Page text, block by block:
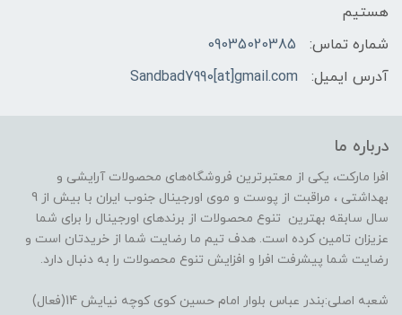
هستیم
شماره تماس:
09035020385
آدرس ایمیل:
Sandbad7990[at]gmail.com
درباره ما
افرا مارکت، یکی از معتبرترین فروشگاه‌های محصولات آرایشی و
بهداشتی ، مراقبت از پوست و موی اورجینال جنوب ایران با بیش از 9
سال سابقه بهترین تنوع محصولات از برندهای اورجینال را برای شما
عزیزان تامین کرده است. هدف تیم ما رضایت شما از خریدتان است و
رضایت شما پیشرفت افرا و افزایش تنوع محصولات را به دنبال دارد.
شعبه اصلی:بندر عباس بلوار امام حسین کوی کوچه نیایش 14(فعال)